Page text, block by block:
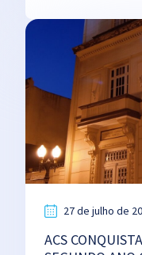
27 de julho de
ACS